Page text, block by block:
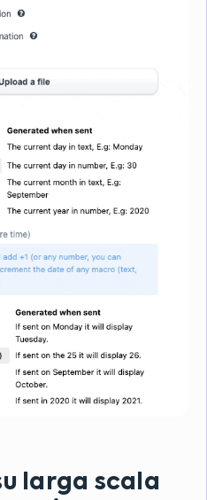
larga scala